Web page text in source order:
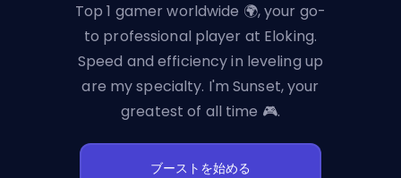
Top 1 gamer worldwide 🌍, your go-
to professional player at Eloking.
Speed and efficiency in leveling up
are my specialty. I'm Sunset, your
greatest of all time 🎮.
ブーストを始める